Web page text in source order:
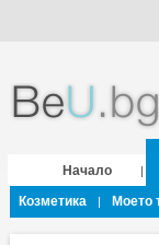
Начало |
Козметика
| Моето